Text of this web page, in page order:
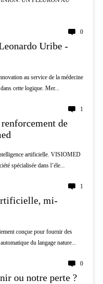
0
Uribe -
au service de la médecine
cette logique. Mer...
1
de
artificielle. VISIOMED
spécialisée dans l’éle...
1
mi-
conçue pour fournir des
du langage nature...
0
ou notre perte ?